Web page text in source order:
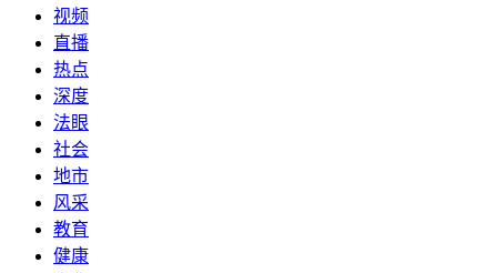
视频
直播
热点
深度
法眼
社会
地市
风采
教育
健康